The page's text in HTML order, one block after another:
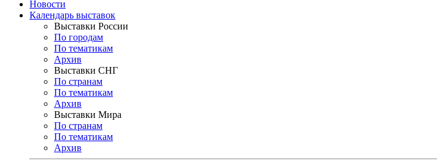
Новости
Календарь выставок
Выставки России
По городам
По тематикам
Архив
Выставки СНГ
По странам
По тематикам
Архив
Выставки Мира
По странам
По тематикам
Архив